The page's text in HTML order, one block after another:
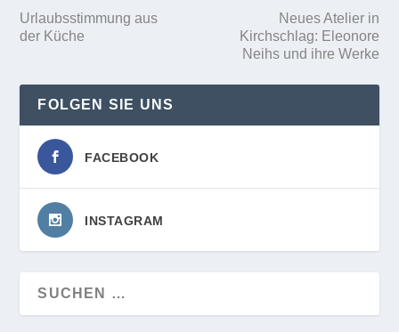
Urlaubsstimmung aus
der Küche
Neues Atelier in
Kirchschlag: Eleonore
Neihs und ihre Werke
FOLGEN SIE UNS
FACEBOOK
INSTAGRAM